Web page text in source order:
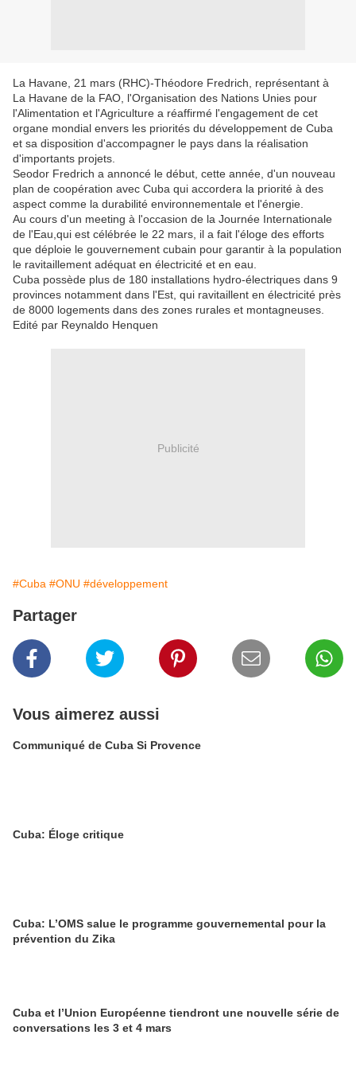
La Havane, 21 mars (RHC)-Théodore Fredrich, représentant à
La Havane de la FAO, l'Organisation des Nations Unies pour
l'Alimentation et l'Agriculture a réaffirmé l'engagement de cet
organe mondial envers les priorités du développement de Cuba
et sa disposition d'accompagner le pays dans la réalisation
d'importants projets.
Seodor Fredrich a annoncé le début, cette année, d'un nouveau
plan de coopération avec Cuba qui accordera la priorité à des
aspect comme la durabilité environnementale et l'énergie.
Au cours d'un meeting à l'occasion de la Journée Internationale
de l'Eau,qui est célébrée le 22 mars, il a fait l'éloge des efforts
que déploie le gouvernement cubain pour garantir à la population
le ravitaillement adéquat en électricité et en eau.
Cuba possède plus de 180 installations hydro-électriques dans 9
provinces notamment dans l'Est, qui ravitaillent en électricité près
de 8000 logements dans des zones rurales et montagneuses.
Edité par Reynaldo Henquen
Publicité
#Cuba #ONU #développement
Partager
Vous aimerez aussi
Communiqué de Cuba Si Provence
Cuba: Éloge critique
Cuba: L’OMS salue le programme gouvernemental pour la
prévention du Zika
Cuba et l’Union Européenne tiendront une nouvelle série de
conversations les 3 et 4 mars